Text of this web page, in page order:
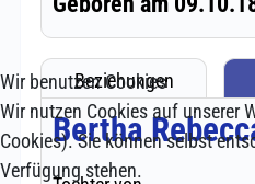
Wir benutzen Cookies
Wir nutzen Cookies auf unserer
Cookies). Sie können selbst
Verfügung stehen.